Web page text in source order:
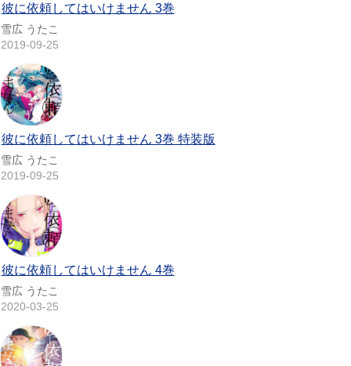
彼に依頼してはいけません 3巻
雪広 うたこ
2019-09-25
彼に依頼してはいけません 3巻 特装版
雪広 うたこ
2019-09-25
彼に依頼してはいけません 4巻
雪広 うたこ
2020-03-25